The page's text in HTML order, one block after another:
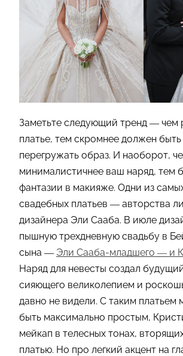
Заметьте следующий тренд — чем
платье, тем скромнее должен
перегружать образ. И наоборот,
минималистичнее ваш наряд, тем
фантазии в макияже. Одни из
свадебных платьев — авторства
дизайнера Эли Сааба. В июле
пышную трехдневную свадьбу в
сына — Эли Сааба-младшего — и
Наряд для невесты создал
сияющего великолепием и
давно не видели. С таким
быть максимально простым,
мейкап в телесных тонах,
платью. Но про легкий акцент на